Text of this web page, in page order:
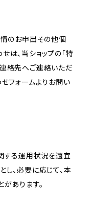
情のお申出その他個
は、当ショップの「特
絡先へご連絡いただ
フォームよりお問い
する運用状況を適宜
、必要に応じて、本
あります。